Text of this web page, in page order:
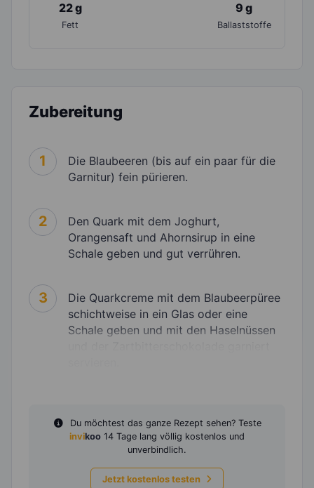
22 g
Fett
9 g
Ballaststoffe
Zubereitung
1
Die Blaubeeren (bis auf ein paar für die
Garnitur) fein pürieren.
2
Den Quark mit dem Joghurt,
Orangensaft und Ahornsirup in eine
Schale geben und gut verrühren.
3
Die Quarkcreme mit dem Blaubeerpüree
schichtweise in ein Glas oder eine
Schale geben und mit den Haselnüssen
Du möchtest das ganze Rezept sehen? Teste
invikoo 14 Tage lang völlig kostenlos und
unverbindlich.
Jetzt kostenlos testen